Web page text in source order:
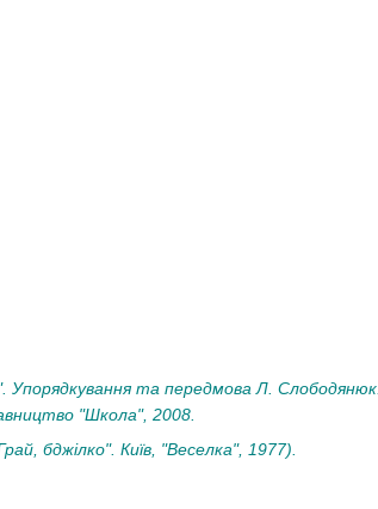
Упорядкування та передмова Л. Слободянюк.
"Школа", 2008.
бджілко". Київ, "Веселка", 1977).